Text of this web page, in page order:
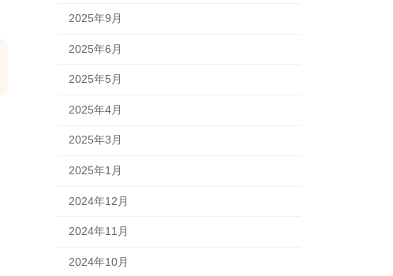
2025年9月
2025年6月
2025年5月
2025年4月
2025年3月
2025年1月
2024年12月
2024年11月
2024年10月